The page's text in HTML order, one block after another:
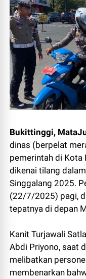
Bukittinggi,
dinas (berpelat
pemerintah di Kota
dikenai tilang
Singgalang 2025.
(22/7/2025) pagi,
tepatnya di depan
Kanit Turjawali
Abdi Priyono, saat
melibatkan
membenarkan